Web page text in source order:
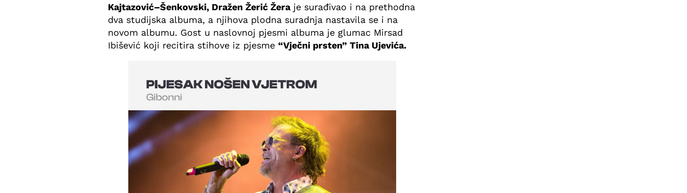
Kajtazović–Šenkovski, Dražen Žerić Žeraje surađivao i na prethodna
dva studijska albuma, a njihova plodna suradnja nastavila se i na
novom albumu. Gost u naslovnoj pjesmi albuma je glumac Mirsad
Ibišević koji recitira stihove iz pjesme “Vječni prsten” Tina Ujevića.